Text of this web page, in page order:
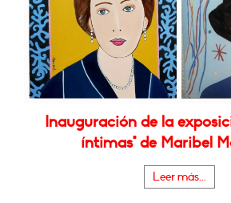
Inauguración de la
íntimas" de Maribel
Leer más...